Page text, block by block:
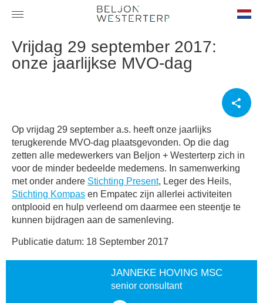
Vrijdag 29 september 2017:
onze jaarlijkse MVO-dag
Op vrijdag 29 september a.s. heeft onze jaarlijks
terugkerende MVO-dag plaatsgevonden. Op die dag
zetten alle medewerkers van Beljon + Westerterp zich in
voor de minder bedeelde medemens. In samenwerking
met onder andere Stichting Present, Leger des Heils,
Stichting Kompas en Empatec zijn allerlei activiteiten
ontplooid en hulp verleend om daarmee een steentje te
kunnen bijdragen aan de samenleving.
Publicatie datum: 18 September 2017
JANNEKE HOVING MSC
senior consultant